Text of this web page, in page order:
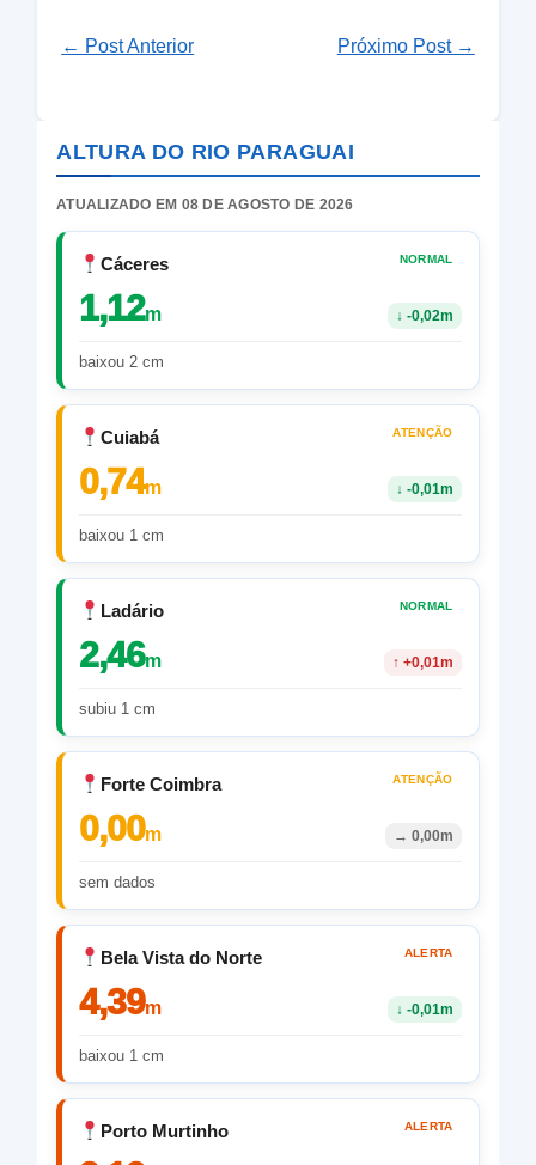
← Post Anterior Próximo Post →
ALTURA DO RIO PARAGUAI
ATUALIZADO EM 08 DE AGOSTO DE 2026
Cáceres NORMAL
1,12m ↓ -0,02m
baixou 2 cm
Cuiabá ATENÇÃO
0,74m ↓ -0,01m
baixou 1 cm
Ladário NORMAL
2,46m ↑ +0,01m
subiu 1 cm
Forte Coimbra ATENÇÃO
0,00m → 0,00m
sem dados
Bela Vista do Norte ALERTA
4,39m ↓ -0,01m
baixou 1 cm
Porto Murtinho ALERTA